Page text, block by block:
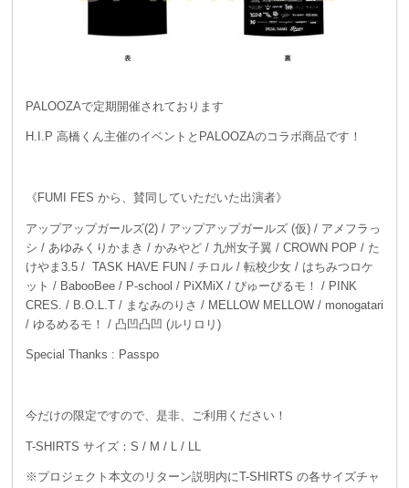
PALOOZAで定期開催されております
H.I.P 高橋くん主催のイベントとPALOOZAのコラボ商品です！
《FUMI FES から、賛同していただいた出演者》
アップアップガールズ(2) / アップアップガールズ (仮) / アメフラっ
シ / あゆみくりかまき / かみやど / 九州女子翼 / CROWN POP / た
けやま3.5 / TASK HAVE FUN / チロル / 転校少女 / はちみつロケ
ット / BabooBee / P-school / PiXMiX / ぴゅーぴるモ！ / PINK
CRES. / B.O.L.T / まなみのりさ / MELLOW MELLOW / monogatari
/ ゆるめるモ！ / 凸凹凸凹 (ルリロリ)
Special Thanks : Passpo
今だけの限定ですので、是非、ご利用ください！
T-SHIRTS サイズ：S / M / L / LL
※プロジェクト本文のリターン説明内にT-SHIRTS の各サイズチャ